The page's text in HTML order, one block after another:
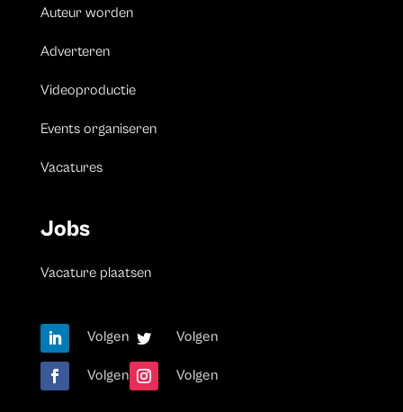
Auteur worden
Adverteren
Videoproductie
Events organiseren
Vacatures
Jobs
Vacature plaatsen
Volgen Volgen
Volgen Volgen